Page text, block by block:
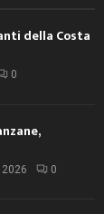
della Costa
0
0